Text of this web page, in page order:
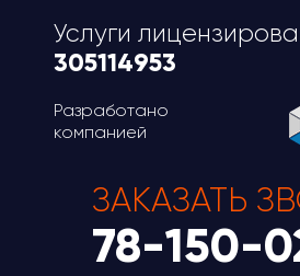
Услуги
305114953
Разработано
компанией
ЗАКАЗАТЬ
78-150-